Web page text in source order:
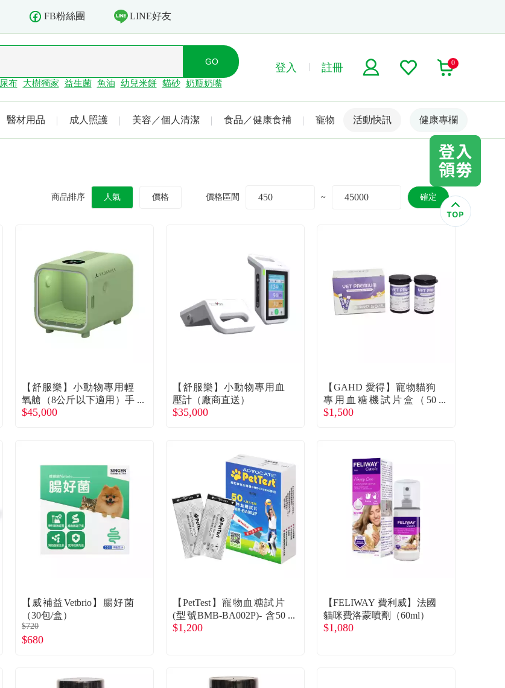
FB粉絲團 LINE好友
尿布 大樹獨家 益生菌 魚油 幼兒米餅 貓砂 奶瓶奶嘴
登入 註冊 0
醫材用品 成人照護 美容／個人清潔 食品／健康食補 寵物 名人嚴選
活動快訊 健康專欄
商品排序 人氣 價格 價格區間 ~ 確定
【舒服樂】小動物專用輕
氧艙（8公斤以下適用）手
動式-蘋果綠（廠商直送）
$45,000
【舒服樂】小動物專用血
壓計（廠商直送）
$35,000
【GAHD 愛得】寵物貓狗
專用血糖機試片盒（50
入）（廠商直送）
$1,500
【威補益Vetbrio】腸好菌
（30包/盒）
$720
$680
【PetTest】寵物血糖試片
(型號BMB-BA002P)- 含50
入採血針
$1,200
【FELIWAY 費利威】法國
貓咪費洛蒙噴劑（60ml）
$1,080